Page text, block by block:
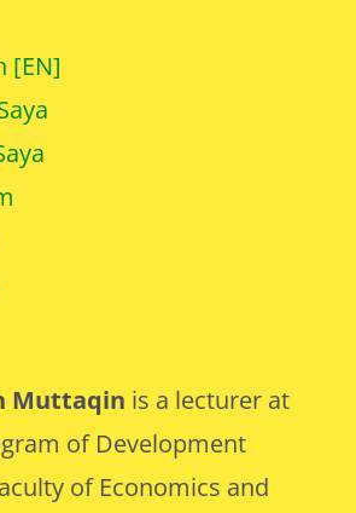
of Development
of Economics and
Mangkurat